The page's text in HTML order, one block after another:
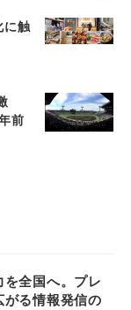
に触
前
全国へ。プレ
がる情報発信の